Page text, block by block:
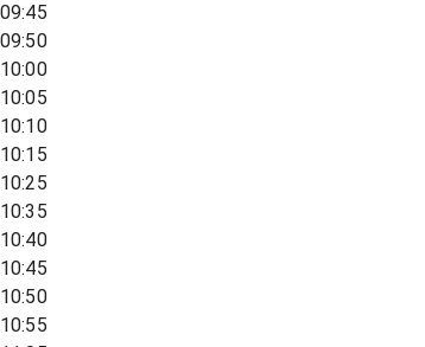
09:45
09:50
10:00
10:05
10:10
10:15
10:25
10:35
10:40
10:45
10:50
10:55